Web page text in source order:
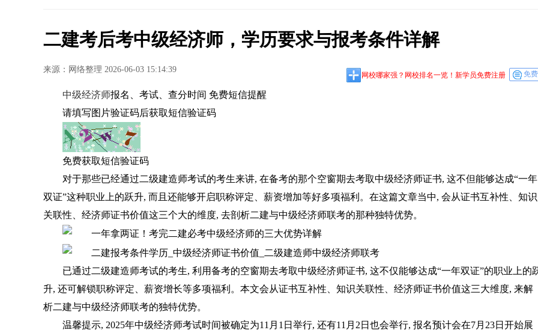
二建考后考中级经济师，学历要求与报考条件详解
来源：网络整理 2026-06-03 15:14:39
网校哪家强？网校排名一览！新学员免费注册 免费
中级经济师报名、考试、查分时间 免费短信提醒
请填写图片验证码后获取短信验证码
免费获取短信验证码
对于那些已经通过二级建造师考试的考生来讲, 在备考的那个空窗期去考取中级经济师证书, 这不但能够达成“一年
双证”这种职业上的跃升, 而且还能够开启职称评定、薪资增加等好多项福利。在这篇文章当中, 会从证书互补性、知识
关联性、经济师证书价值这三个大的维度, 去剖析二建与中级经济师联考的那种独特优势。
已通过二级建造师考试的考生, 利用备考的空窗期去考取中级经济师证书, 这不仅能够达成“一年双证”的职业上的
升, 还可解锁职称评定、薪资增长等多项福利。本文会从证书互补性、知识关联性、经济师证书价值这三大维度, 来解
析二建与中级经济师联考的独特优势。
温馨提示, 2025年中级经济师考试时间被确定为11月1日举行, 还有11月2日也会举行, 报名预计会在7月23日开始展